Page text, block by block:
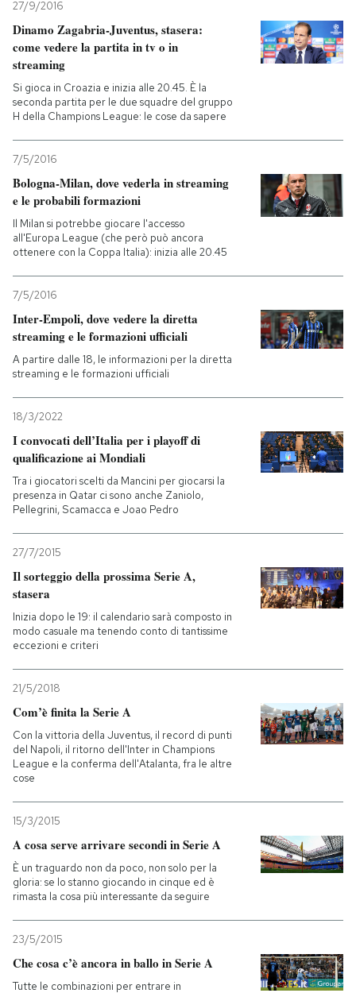
27/9/2016
Dinamo Zagabria-Juventus, stasera:
come vedere la partita in tv o in
streaming
Si gioca in Croazia e inizia alle 20.45. È la
seconda partita per le due squadre del gruppo
H della Champions League: le cose da sapere
7/5/2016
Bologna-Milan, dove vederla in streaming
e le probabili formazioni
Il Milan si potrebbe giocare l'accesso
all'Europa League (che però può ancora
ottenere con la Coppa Italia): inizia alle 20.45
7/5/2016
Inter-Empoli, dove vedere la diretta
streaming e le formazioni ufficiali
A partire dalle 18, le informazioni per la diretta
streaming e le formazioni ufficiali
18/3/2022
I convocati dell’Italia per i playoff di
qualificazione ai Mondiali
Tra i giocatori scelti da Mancini per giocarsi la
presenza in Qatar ci sono anche Zaniolo,
Pellegrini, Scamacca e Joao Pedro
27/7/2015
Il sorteggio della prossima Serie A,
stasera
Inizia dopo le 19: il calendario sarà composto in
modo casuale ma tenendo conto di tantissime
eccezioni e criteri
21/5/2018
Com’è finita la Serie A
Con la vittoria della Juventus, il record di punti
del Napoli, il ritorno dell'Inter in Champions
League e la conferma dell'Atalanta, fra le altre
cose
15/3/2015
A cosa serve arrivare secondi in Serie A
È un traguardo non da poco, non solo per la
gloria: se lo stanno giocando in cinque ed è
rimasta la cosa più interessante da seguire
23/5/2015
Che cosa c’è ancora in ballo in Serie A
Tutte le combinazioni per entrare in